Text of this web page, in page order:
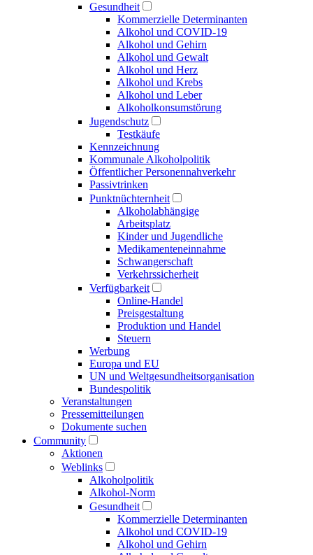
Gesundheit
Kommerzielle Determinanten
Alkohol und COVID-19
Alkohol und Gehirn
Alkohol und Gewalt
Alkohol und Herz
Alkohol und Krebs
Alkohol und Leber
Alkoholkonsumstörung
Jugendschutz
Testkäufe
Kennzeichnung
Kommunale Alkoholpolitik
Öffentlicher Personen­nahverkehr
Passivtrinken
Punkt­nüchternheit
Alkohol­abhängige
Arbeitsplatz
Kinder und Jugendliche
Medikamenten­einnahme
Schwangerschaft
Verkehrs­sicherheit
Verfügbarkeit
Online-Handel
Preisgestaltung
Produktion und Handel
Steuern
Werbung
Europa und EU
UN und Welt­gesundheits­organisation
Bundespolitik
Veranstaltungen
Presse­mitteilungen
Dokumente suchen
Community
Aktionen
Weblinks
Alkoholpolitik
Alkohol-Norm
Gesundheit
Kommerzielle Determinanten
Alkohol und COVID-19
Alkohol und Gehirn